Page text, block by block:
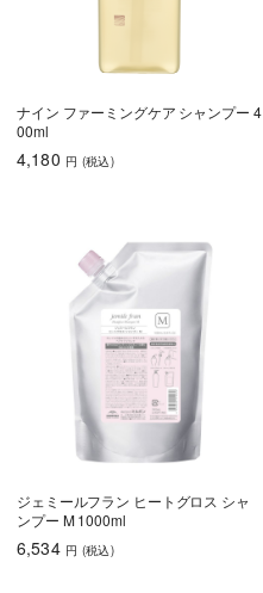
ナイン ファーミングケア シャンプー 4
00ml
4,180 円 (税込)
ジェミールフラン ヒートグロス シャ
ンプー M 1000ml
6,534 円 (税込)